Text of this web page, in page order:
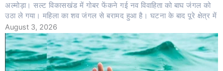
अल्मोड़ा। सल्ट विकासखंड में गोबर फेंकने गई नव विवाहिता को बाघ जंगल को
उठा ले गया। महिला का शव जंगल से बरामद हुआ है। घटना के बाद पूरे क्षेत्र में
August 3, 2026